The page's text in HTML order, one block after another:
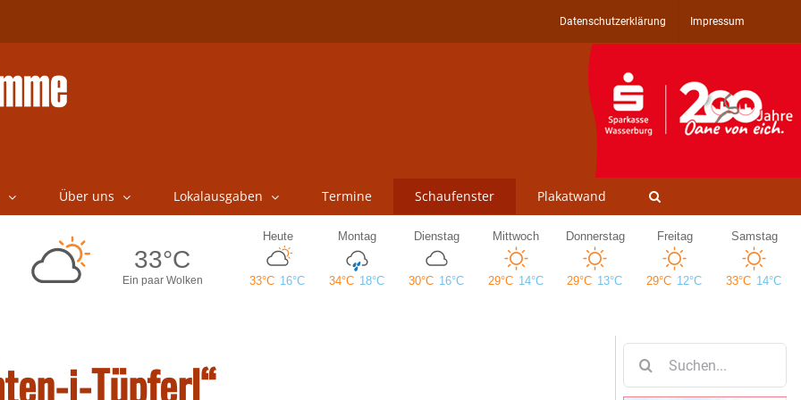
Datenschutzerklärung Impressum
Über uns Lokalausgaben Termine Schaufenster Plakatwand
i-Tüpferl“
nach: